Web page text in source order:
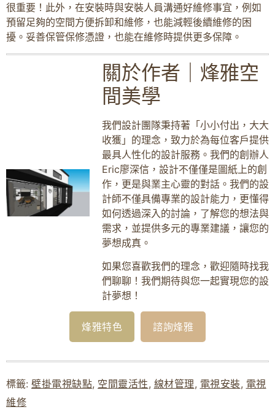
很重要！此外，在安裝時與安裝人員溝通好維修事宜，例如
預留足夠的空間方便拆卸和維修，也能減輕後續維修的困
擾。妥善保管保修憑證，也能在維修時提供更多保障。
關於作者｜烽雅空
間美學
我們設計團隊秉持著「小小付出，大大
收獲」的理念，致力於為每位客戶提供
最具人性化的設計服務。我們的創辦人
Eric廖深信，設計不僅僅是圖紙上的創
作，更是與業主心靈的對話。我們的設
計師不僅具備專業的設計能力，更懂得
如何透過深入的討論，了解您的想法與
需求，並提供多元的專業建議，讓您的
夢想成真。
如果您喜歡我們的理念，歡迎隨時找我
們聊聊！我們期待與您一起實現您的設
計夢想！
烽雅特色 諮詢烽雅
標籤: 壁掛電視缺點, 空間靈活性, 線材管理, 電視安裝, 電視
維修